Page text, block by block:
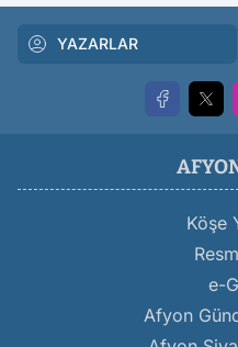
YAZARLAR
Köşe
e-
Afyon